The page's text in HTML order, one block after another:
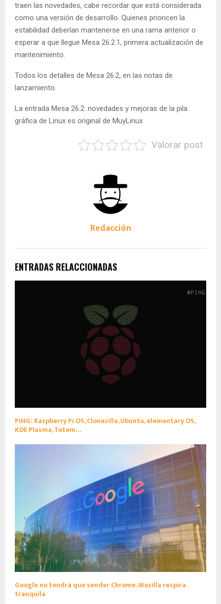
traen las novedades, cabe recordar que está considerada
como una versión de desarrollo. Quienes prioricen la
estabilidad deberían mantenerse en una rama anterior o
esperar a que llegue Mesa 26.2.1, primera actualización de
mantenimiento.
Todos los detalles de Mesa 26.2, en las notas de
lanzamiento.
La entrada Mesa 26.2: novedades y mejoras de la pila
gráfica de Linux es original de MuyLinux
Valorar post
Redacción
ENTRADAS RELACCIONADAS
PING: Raspberry Pi OS, Clonezilla, Ubuntu, elementary OS,
KDE Plasma, Totem…
Google no tendrá que vender Chrome. Mozilla respira
tranquila